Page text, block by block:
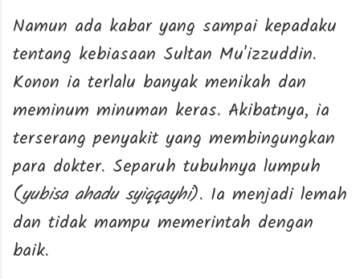
Namun ada kabar yang sampai kepadaku
tentang kebiasaan Sultan Mu'izzuddin.
Konon ia terlalu banyak menikah dan
meminum minuman keras. Akibatnya, ia
terserang penyakit yang membingungkan
para dokter. Separuh tubuhnya lumpuh
(yubisa ahadu syiqqayhi). Ia menjadi lemah
dan tidak mampu memerintah dengan
baik.